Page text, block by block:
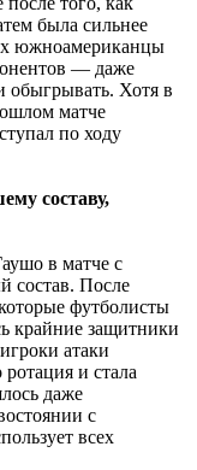
была сильнее
южноамериканцы
— даже
обыгрывать. Хотя в
матче
по ходу
составу,
в матче с
состав. После
футболисты
крайние защитники
атаки
и стала
даже
с
всех